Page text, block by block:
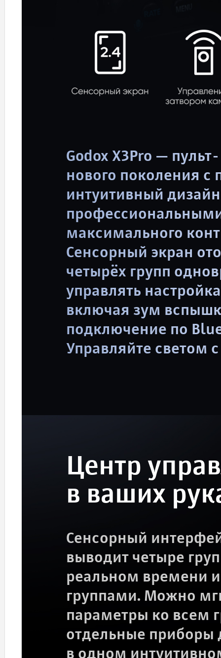
Godox X3Pro —
нового поколения с
интуитивный дизайн
максимального
Сенсорный экран
четырёх групп
управлять
включая зум
подключение по
Управляйте светом
Центр
в ваших
Сенсорный
выводит четыре
реальном времени
группами. Можно
параметры ко всем
отдельные приборы
в одном